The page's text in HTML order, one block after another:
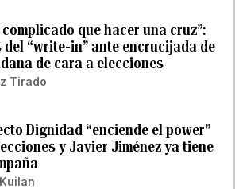
complicado que hacer una cruz”:
del “write-in” ante encrucijada de
de cara a elecciones
Tirado
Dignidad “enciende el power”
y Javier Jiménez ya tiene